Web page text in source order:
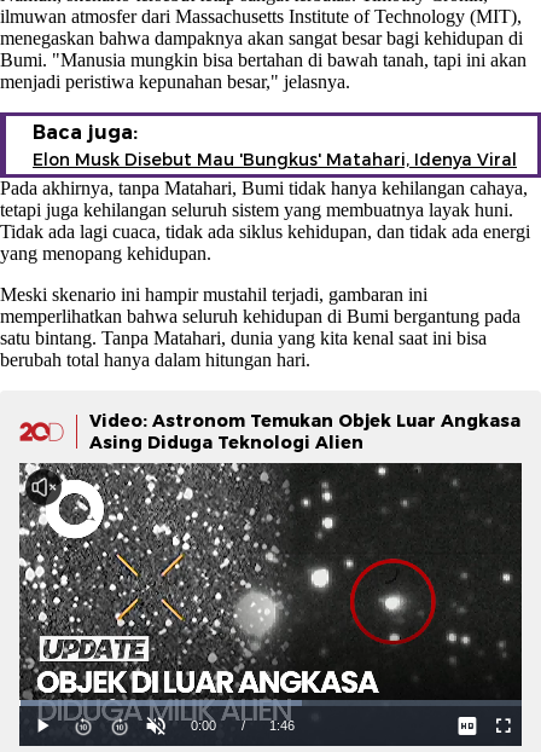
ilmuwan atmosfer dari Massachusetts Institute of Technology (MIT),
menegaskan bahwa dampaknya akan sangat besar bagi kehidupan di
Bumi. "Manusia mungkin bisa bertahan di bawah tanah, tapi ini akan
menjadi peristiwa kepunahan besar," jelasnya.
Baca juga:
Elon Musk Disebut Mau 'Bungkus' Matahari, Idenya Viral
Pada akhirnya, tanpa Matahari, Bumi tidak hanya kehilangan cahaya,
tetapi juga kehilangan seluruh sistem yang membuatnya layak huni.
Tidak ada lagi cuaca, tidak ada siklus kehidupan, dan tidak ada energi
yang menopang kehidupan.
Meski skenario ini hampir mustahil terjadi, gambaran ini
memperlihatkan bahwa seluruh kehidupan di Bumi bergantung pada
satu bintang. Tanpa Matahari, dunia yang kita kenal saat ini bisa
berubah total hanya dalam hitungan hari.
Video: Astronom Temukan Objek Luar Angkasa
Asing Diduga Teknologi Alien